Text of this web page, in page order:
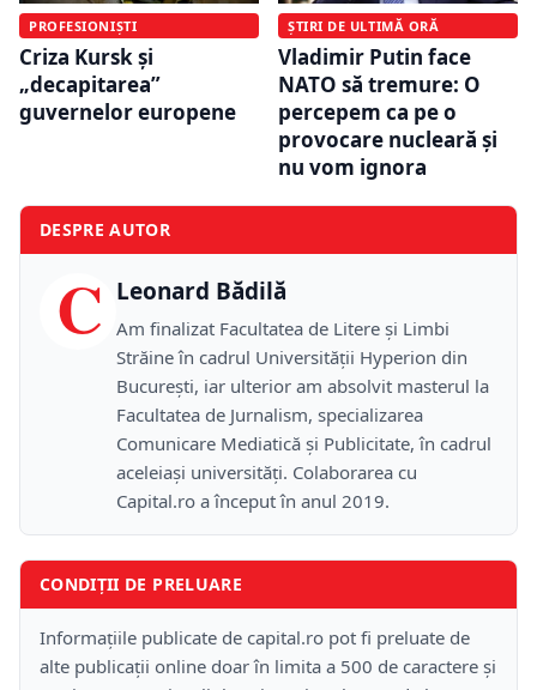
PROFESIONIȘTI
Criza Kursk și
„decapitarea”
guvernelor europene
ȘTIRI DE ULTIMĂ ORĂ
Vladimir Putin face
NATO să tremure: O
percepem ca pe o
provocare nucleară și
nu vom ignora
DESPRE AUTOR
C Leonard Bădilă
Am finalizat Facultatea de Litere și Limbi
Străine în cadrul Universității Hyperion din
București, iar ulterior am absolvit masterul la
Facultatea de Jurnalism, specializarea
Comunicare Mediatică și Publicitate, în cadrul
aceleiași universități. Colaborarea cu
Capital.ro a început în anul 2019.
CONDIȚII DE PRELUARE
Informațiile publicate de capital.ro pot fi preluate de
alte publicații online doar în limita a 500 de caractere și